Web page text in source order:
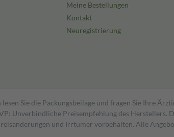
Meine Bestellungen
Kontakt
Neuregistrierung
Sie die Packungsbeilage und fragen Sie Ihre
Unverbindliche Preisempfehlung des Herstellers.
und Irrtümer vorbehalten. Alle